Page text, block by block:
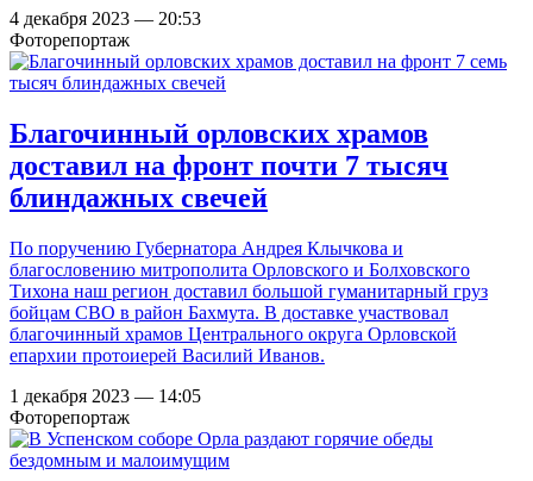
4 декабря 2023 — 20:53
Фоторепортаж
Благочинный орловских храмов
доставил на фронт почти 7 тысяч
блиндажных свечей
По поручению Губернатора Андрея Клычкова и
благословению митрополита Орловского и Болховского
Тихона наш регион доставил большой гуманитарный груз
бойцам СВО в район Бахмута. В доставке участвовал
благочинный храмов Центрального округа Орловской
епархии протоиерей Василий Иванов.
1 декабря 2023 — 14:05
Фоторепортаж